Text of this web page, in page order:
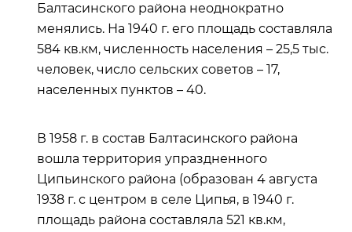
Балтасинского района неоднократно
менялись. На 1940 г. его площадь составляла
584 кв.км, численность населения – 25,5 тыс.
человек, число сельских советов – 17,
населенных пунктов – 40.
В 1958 г. в состав Балтасинского района
вошла территория упраздненного
Ципьинского района (образован 4 августа
1938 г. с центром в селе Ципья, в 1940 г.
площадь района составляла 521 кв.км,